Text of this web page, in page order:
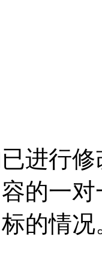
进行
的一
的情况